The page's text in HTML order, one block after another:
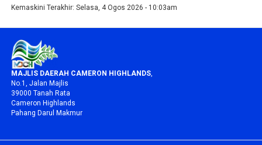
Kemaskini Terakhir:Selasa, 4 Ogos 2026 - 10:03am
MAJLIS DAERAH CAMERON HIGHLANDS,
No.1, Jalan Majlis
39000 Tanah Rata
Cameron Highlands
Pahang Darul Makmur